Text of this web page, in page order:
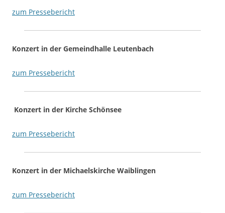
zum Pressebericht
Konzert in der Gemeindhalle Leutenbach
zum Pressebericht
Konzert in der Kirche Schönsee
zum Pressebericht
Konzert in der Michaelskirche Waiblingen
zum Pressebericht